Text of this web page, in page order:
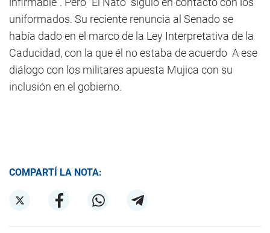
uniformados. Su reciente renuncia al Senado se
había dado en el marco de la Ley Interpretativa de la
Caducidad, con la que él no estaba de acuerdo A ese
diálogo con los militares apuesta Mujica con su
inclusión en el gobierno.
COMPARTÍ LA NOTA: